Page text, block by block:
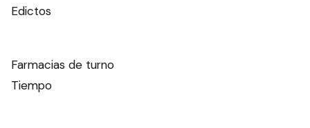
Edictos
Farmacias de turno
Tiempo